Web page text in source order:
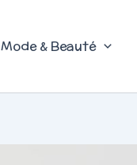
Mode & Beauté